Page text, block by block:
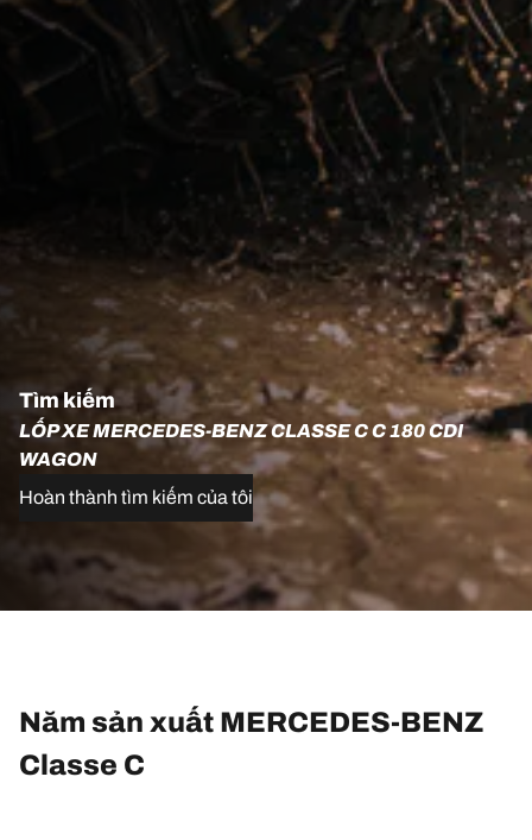
Tìm kiếm
LỐP XE MERCEDES-BENZ CLASSE C C 180 CDI
WAGON
Hoàn thành tìm kiếm của tôi
Năm sản xuất MERCEDES-BENZ
Classe C